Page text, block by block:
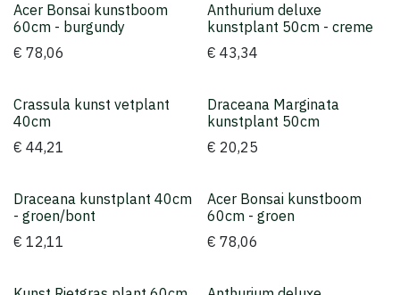
Acer Bonsai kunstboom
60cm - burgundy
€ 78,06
Anthurium deluxe
kunstplant 50cm - creme
€ 43,34
Crassula kunst vetplant
40cm
€ 44,21
Draceana Marginata
kunstplant 50cm
€ 20,25
Draceana kunstplant 40cm
- groen/bont
€ 12,11
Acer Bonsai kunstboom
60cm - groen
€ 78,06